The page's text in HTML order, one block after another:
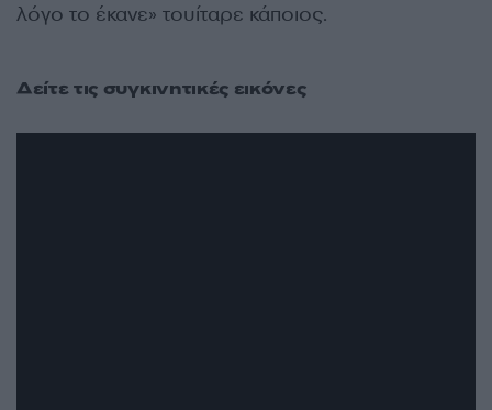
λόγο το έκανε» τουίταρε κάποιος.
Δείτε τις συγκινητικές εικόνες